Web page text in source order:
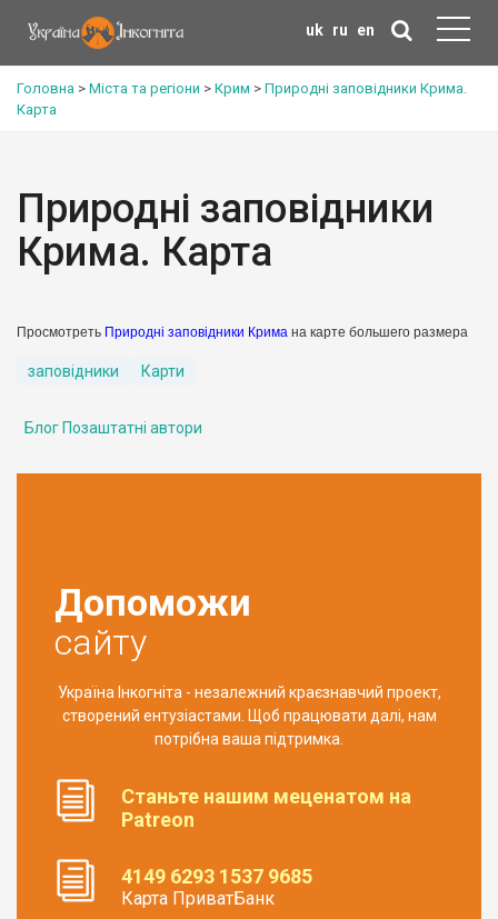
uk ru en
Головна > Міста та регіони > Крим > Природні заповідники Крима.
Карта
Природні заповідники
Крима. Карта
Просмотреть Природні заповідники Крима на карте большего размера
заповідники Карти
Блог Позаштатні автори
Допоможи
сайту
Україна Інкогніта - незалежний краєзнавчий проект,
створений ентузіастами. Щоб працювати далі, нам
потрібна ваша підтримка.
Станьте нашим меценатом на
Patreon
4149 6293 1537 9685
Карта ПриватБанк